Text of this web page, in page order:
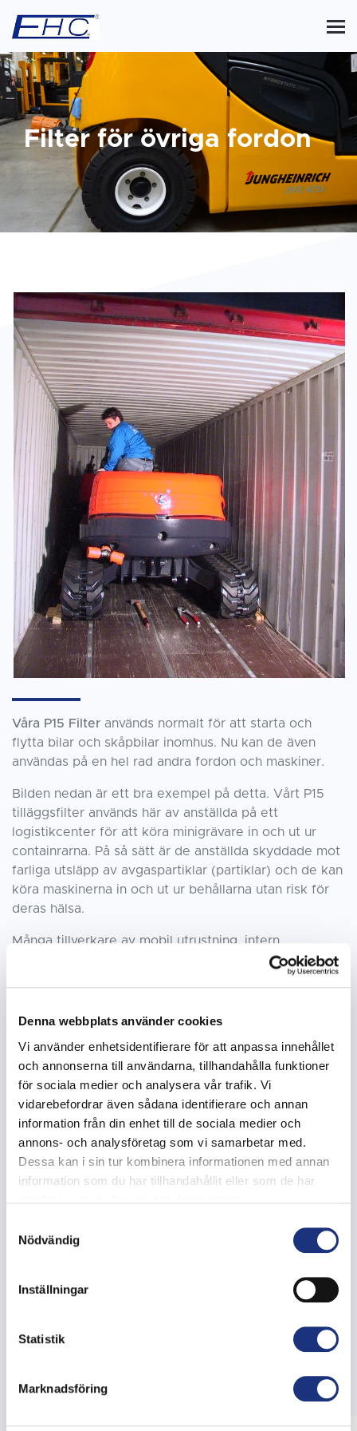
Denna webbplats använder cookies
Vi använder enhetsidentifierare för att anpassa innehållet
och annonserna till användarna, tillhandahålla funktioner
för sociala medier och analysera vår trafik. Vi
vidarebefordrar även sådana identifierare och annan
information från din enhet till de sociala medier och
annons- och analysföretag som vi samarbetar med.
Dessa kan i sin tur kombinera informationen med annan
information som du har tillhandahållit eller som de har
Nödvändig
Inställningar
Statistik
Marknadsföring
Filter för övriga fordon
Våra P15 Filter används normalt för att starta och
flytta bilar och skåpbilar inomhus. Nu kan de även
användas på en hel rad andra fordon och maskiner.
Bilden nedan är ett bra exempel på detta. Vårt P15
tilläggsfilter används här av anställda på ett
logistikcenter för att köra minigrävare in och ut ur
containrarna. På så sätt är de anställda skyddade mot
farliga utsläpp av avgaspartiklar (partiklar) och de kan
köra maskinerna in och ut ur behållarna utan risk för
deras hälsa.
Många tillverkare av mobil utrustning, intern
transportutrustning, sopmaskiner och gräsklippare
använder våra P15-filter för att flytta dem under